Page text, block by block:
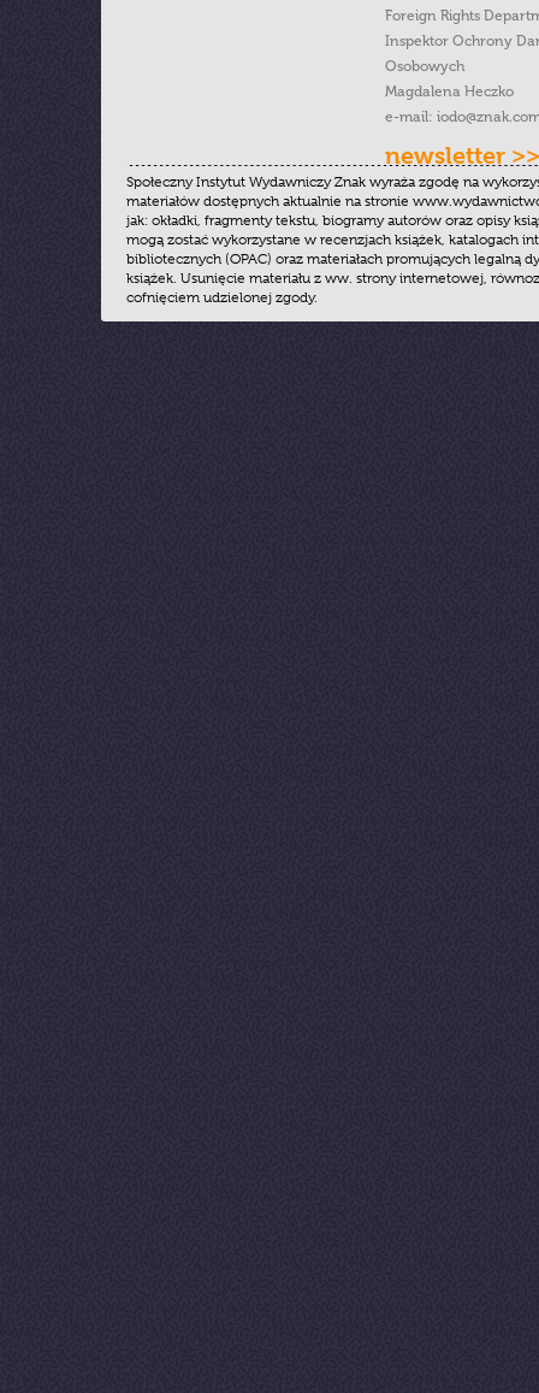
Foreign Rights
Inspektor Ochrony
Osobowych
Magdalena Heczko
e-mail:
newsletter >>
Społeczny Instytut Wydawniczy Znak wyraża zgodę na
materiałów dostępnych aktualnie na stronie
jak: okładki, fragmenty tekstu, biogramy autorów oraz opisy
mogą zostać wykorzystane w recenzjach książek, katalogach
bibliotecznych (OPAC) oraz materiałach promujących legalną
książek. Usunięcie materiału z ww. strony internetowej,
cofnięciem udzielonej zgody.